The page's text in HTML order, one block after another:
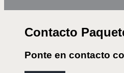
Contacto
Ponte en contacto